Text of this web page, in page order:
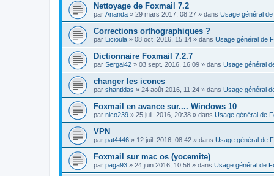
Nettoyage de Foxmail 7.2
par Ananda » 29 mars 2017, 08:27 » dans Usage général
Corrections orthographiques ?
par Licioula » 08 oct. 2016, 15:14 » dans Usage général de
Dictionnaire Foxmail 7.2.7
par Sergai42 » 03 sept. 2016, 16:09 » dans Usage général
changer les icones
par shantidas » 24 août 2016, 11:24 » dans Usage général
Foxmail en avance sur.... Windows 10
par nico239 » 25 juil. 2016, 20:38 » dans Usage général de
VPN
par pat4446 » 12 juil. 2016, 08:42 » dans Usage général de
Foxmail sur mac os (yocemite)
par paga93 » 24 juin 2016, 10:56 » dans Usage général de